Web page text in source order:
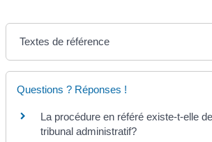
Textes de référence
Questions ? Réponses !
La procédure en référé existe-t-elle
tribunal administratif?